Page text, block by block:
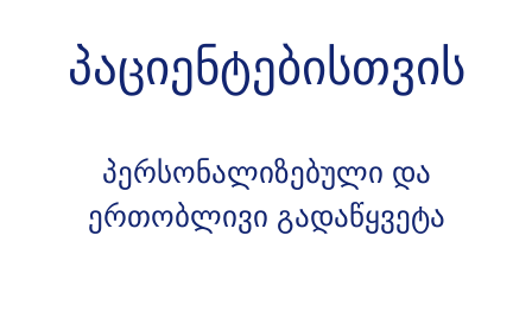
პაციენტებისთვის
პერსონალიზებული და
ერთობლივი გადაწყვეტა